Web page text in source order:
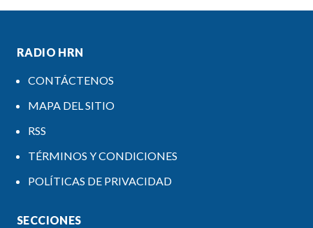
RADIO HRN
CONTÁCTENOS
MAPA DEL SITIO
RSS
TÉRMINOS Y CONDICIONES
POLÍTICAS DE PRIVACIDAD
SECCIONES